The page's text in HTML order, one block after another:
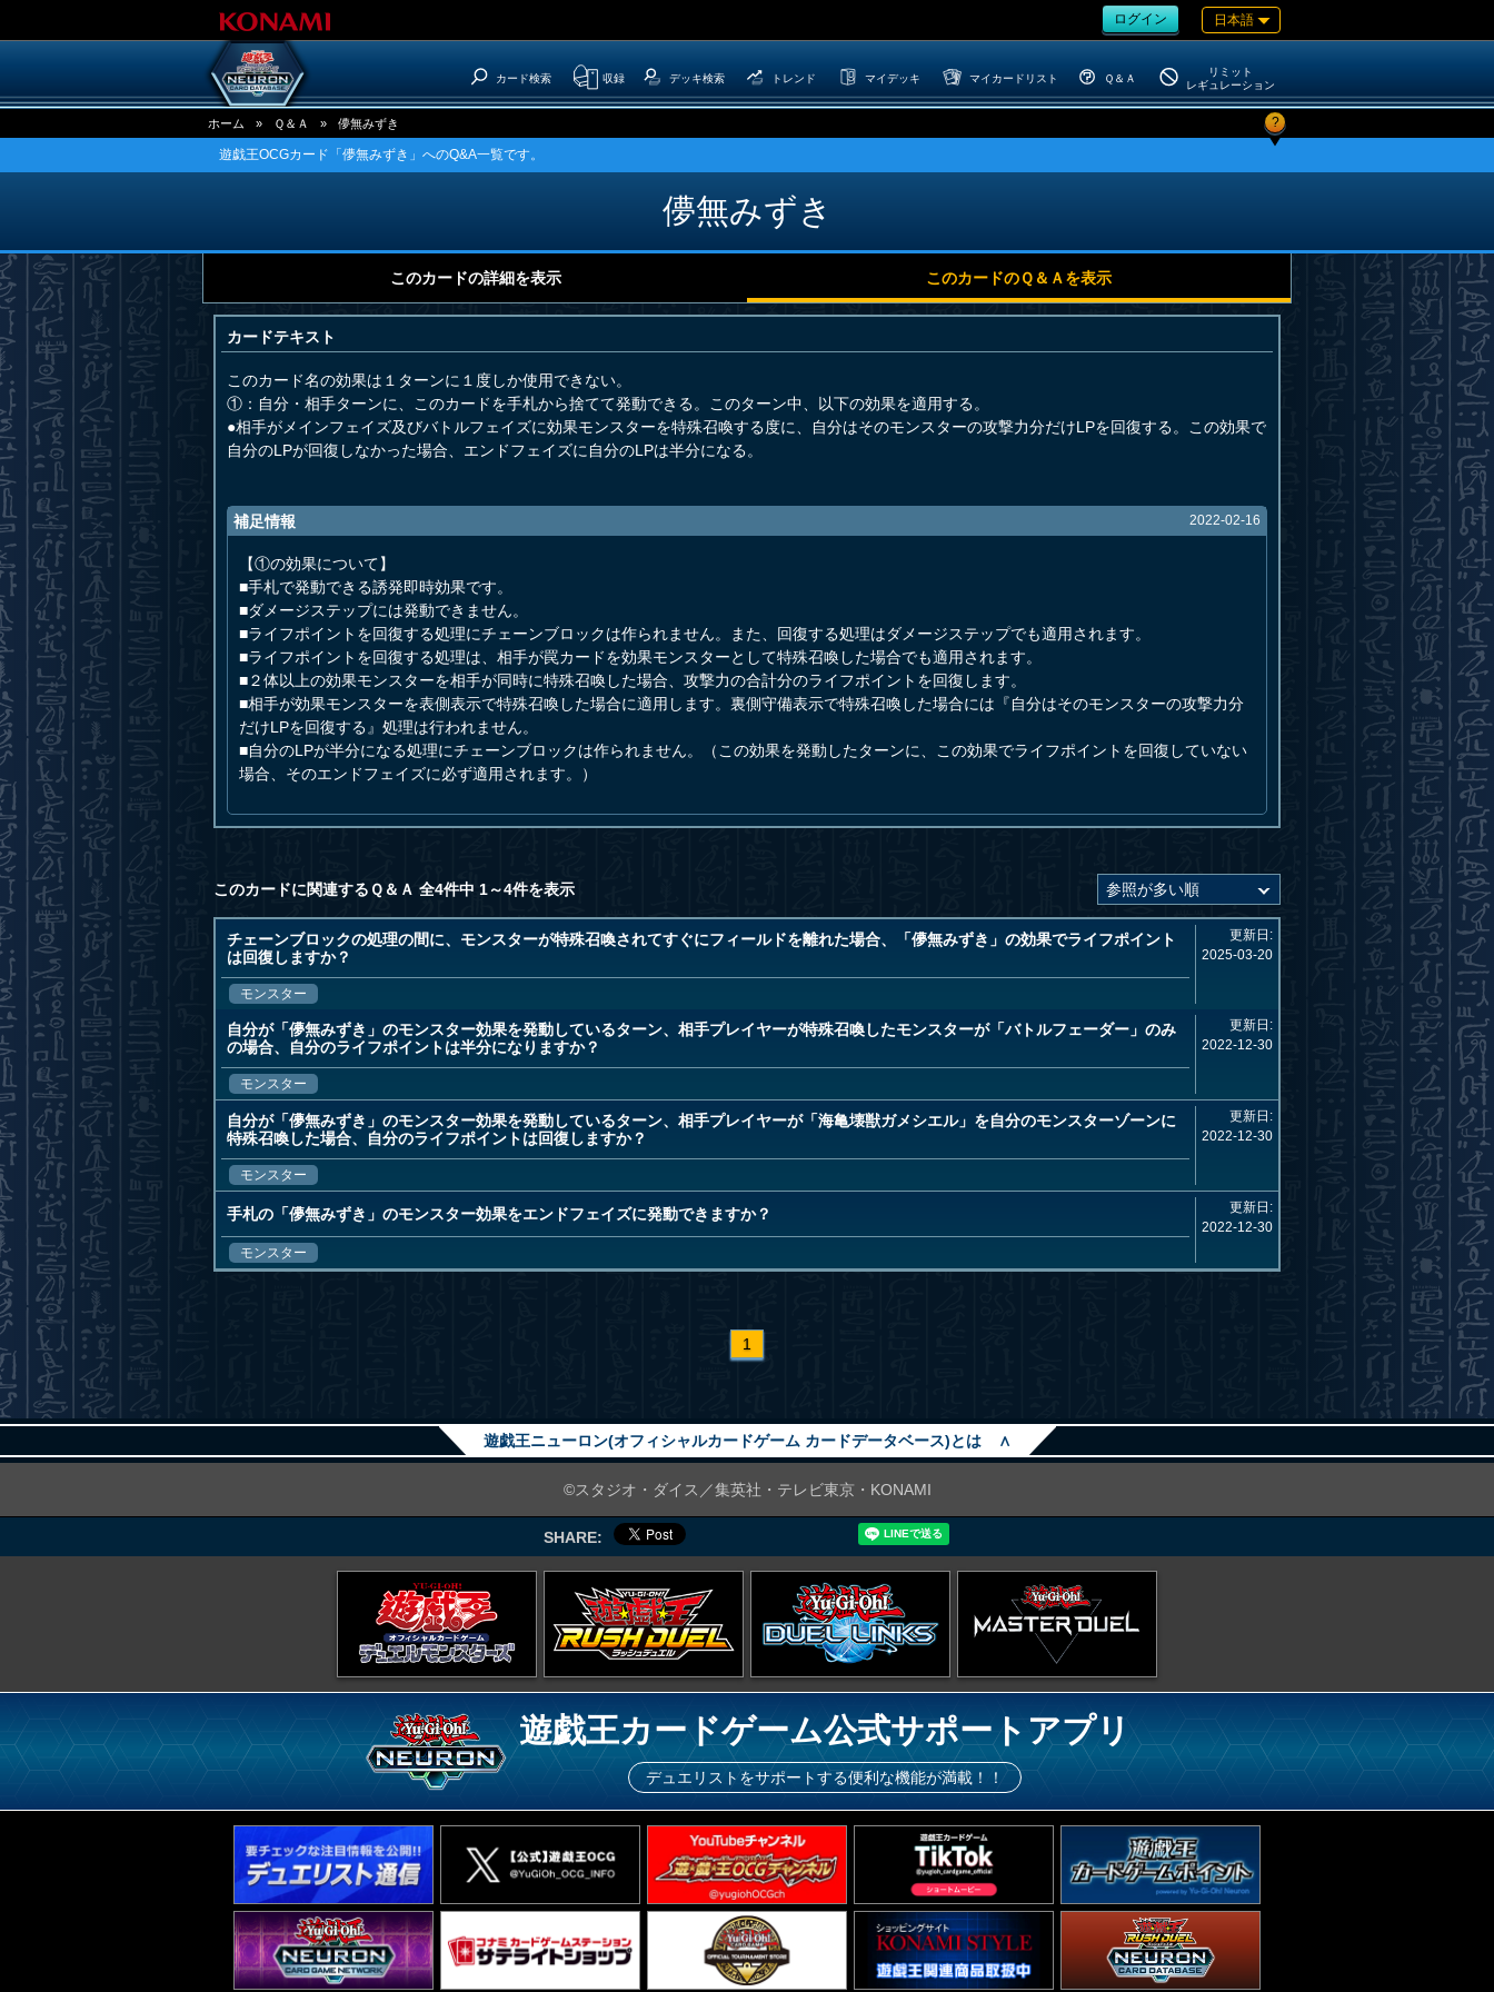
ログイン 日本語
カード検索 収録 デッキ検索 トレンド マイデッキ マイカードリスト Ｑ＆Ａ
リミット
レギュレーション
ホーム » Ｑ＆Ａ » 儚無みずき ?
遊戯王OCGカード「儚無みずき」へのQ&A一覧です。
儚無みずき
このカードの詳細を表示 このカードのＱ＆Ａを表示
カードテキスト
このカード名の効果は１ターンに１度しか使用できない。
①：自分・相手ターンに、このカードを手札から捨てて発動できる。このターン中、以下の効果を適用する。
●相手がメインフェイズ及びバトルフェイズに効果モンスターを特殊召喚する度に、自分はそのモンスターの攻撃力分だけLPを回復する。この効果で
自分のLPが回復しなかった場合、エンドフェイズに自分のLPは半分になる。
補足情報 2022-02-16
【①の効果について】
■手札で発動できる誘発即時効果です。
■ダメージステップには発動できません。
■ライフポイントを回復する処理にチェーンブロックは作られません。また、回復する処理はダメージステップでも適用されます。
■ライフポイントを回復する処理は、相手が罠カードを効果モンスターとして特殊召喚した場合でも適用されます。
■２体以上の効果モンスターを相手が同時に特殊召喚した場合、攻撃力の合計分のライフポイントを回復します。
■相手が効果モンスターを表側表示で特殊召喚した場合に適用します。裏側守備表示で特殊召喚した場合には『自分はそのモンスターの攻撃力分
だけLPを回復する』処理は行われません。
■自分のLPが半分になる処理にチェーンブロックは作られません。（この効果を発動したターンに、この効果でライフポイントを回復していない
場合、そのエンドフェイズに必ず適用されます。）
このカードに関連するＱ＆Ａ 全4件中 1～4件を表示
チェーンブロックの処理の間に、モンスターが特殊召喚されてすぐにフィールドを離れた場合、「儚無みずき」の効果でライフポイント
は回復しますか？
モンスター
更新日:
2025-03-20
自分が「儚無みずき」のモンスター効果を発動しているターン、相手プレイヤーが特殊召喚したモンスターが「バトルフェーダー」のみ
の場合、自分のライフポイントは半分になりますか？
モンスター
更新日:
2022-12-30
自分が「儚無みずき」のモンスター効果を発動しているターン、相手プレイヤーが「海亀壊獣ガメシエル」を自分のモンスターゾーンに
特殊召喚した場合、自分のライフポイントは回復しますか？
モンスター
更新日:
2022-12-30
手札の「儚無みずき」のモンスター効果をエンドフェイズに発動できますか？
モンスター
更新日:
2022-12-30
1
遊戯王ニューロン(オフィシャルカードゲーム カードデータベース)とは ∧
©スタジオ・ダイス／集英社・テレビ東京・KONAMI
SHARE:
遊戯王カードゲーム公式サポートアプリ
デュエリストをサポートする便利な機能が満載！！